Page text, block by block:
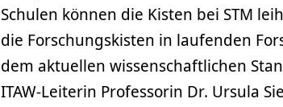
Schulen können die Kisten bei STM
die Forschungskisten in laufenden
dem aktuellen wissenschaftlichen
ITAW-Leiterin Professorin Dr. Ursula